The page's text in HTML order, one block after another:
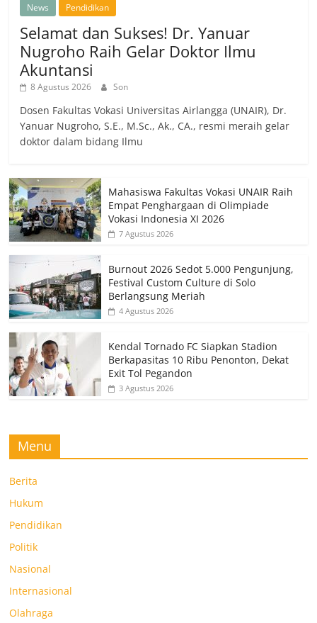
News Pendidikan
Selamat dan Sukses! Dr. Yanuar
Nugroho Raih Gelar Doktor Ilmu
Akuntansi
8 Agustus 2026 Son
Dosen Fakultas Vokasi Universitas Airlangga (UNAIR), Dr.
Yanuar Nugroho, S.E., M.Sc., Ak., CA., resmi meraih gelar
doktor dalam bidang Ilmu
Mahasiswa Fakultas Vokasi UNAIR Raih
Empat Penghargaan di Olimpiade
Vokasi Indonesia XI 2026
7 Agustus 2026
Burnout 2026 Sedot 5.000 Pengunjung,
Festival Custom Culture di Solo
Berlangsung Meriah
4 Agustus 2026
Kendal Tornado FC Siapkan Stadion
Berkapasitas 10 Ribu Penonton, Dekat
Exit Tol Pegandon
3 Agustus 2026
Menu
Berita
Hukum
Pendidikan
Politik
Nasional
Internasional
Olahraga